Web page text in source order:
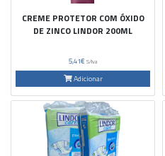
CREME PROTETOR COM ÓXIDO
DE ZINCO LINDOR 200ML
5,41€ S/Iva
Adicionar